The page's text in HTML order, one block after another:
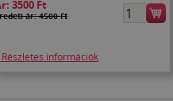
3500 Ft
ár: 4500 Ft
Részletes információk